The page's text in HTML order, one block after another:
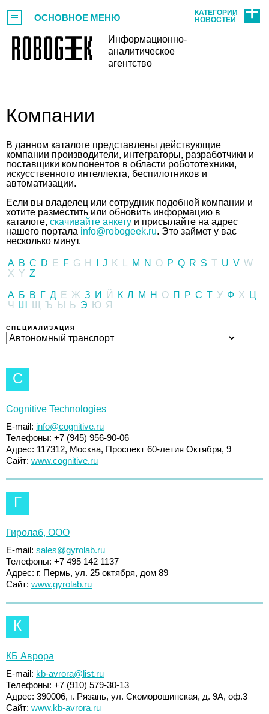
Информационно-
аналитическое
агентство
ОСНОВНОЕ МЕНЮ
КАТЕГОРИИ
НОВОСТЕЙ
Компании
В данном каталоге представлены действующие
компании производители, интеграторы, разработчики и
поставщики компонентов в области робототехники,
искусственного интеллекта, беспилотников и
автоматизации.
Если вы владелец или сотрудник подобной компании и
хотите разместить или обновить информацию в
каталоге, скачивайте анкету и присылайте на адрес
нашего портала info@robogeek.ru. Это займет у вас
несколько минут.
A B C D E F G H J K M N O P Q R S T U V W
X Y Z
А Б В Г Д Е Ж З И Й К Л М Н О П Р С Т У Ф Х
Ц
Ч
Ш Ъ Ы Ь Э Ю Я
СПЕЦИАЛИЗАЦИЯ
C
Cognitive Technologies
E-mail: info@cognitive.ru
Телефоны: +7 (945) 956-90-06
Адрес: 117312, Москва, Проспект 60-летия Октября, 9
Сайт: www.cognitive.ru
Г
Гиролаб, ООО
E-mail: sales@gyrolab.ru
Телефоны: +7 495 142 1137
Адрес: г. Пермь, ул. 25 октября, дом 89
Сайт: www.gyrolab.ru
К
КБ Аврора
E-mail: kb-avrora@list.ru
Телефоны: +7 (910) 579-30-13
Адрес: 390006, г. Рязань, ул. Скоморошинская, д. 9А, оф.3
Сайт: www.kb-avrora.ru